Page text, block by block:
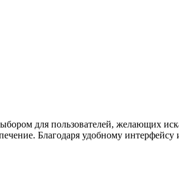
для пользователей, желающих
Благодаря удобному